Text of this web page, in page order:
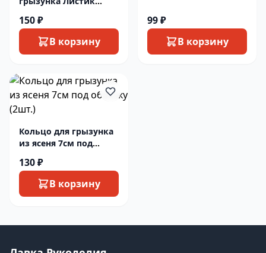
150 ₽
В корзину
99 ₽
В корзину
Кольцо для грызунка
из ясеня 7см под
130 ₽
В корзину